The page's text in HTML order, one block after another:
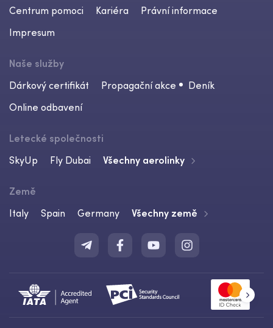
Centrum pomoci
Kariéra
Právní informace
Impresum
Naše služby
Dárkový certifikát
Propagační akce
Deník
Online odbavení
Letecké společnosti
SkyUp
Fly Dubai Všechny aerolinky
Země
Italy
Spain Germany Všechny země